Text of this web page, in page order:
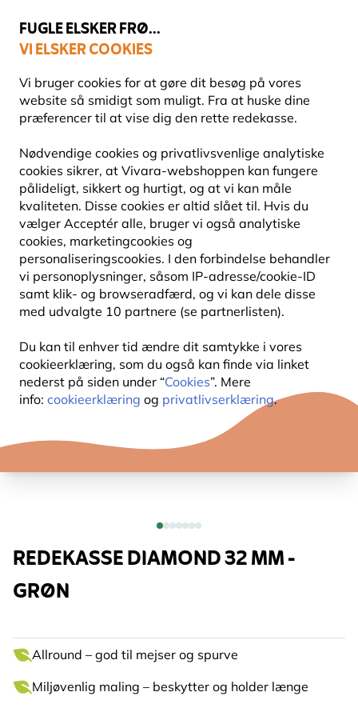
FUGLE ELSKER FRØ...
VI ELSKER COOKIES
Vi bruger cookies for at gøre dit besøg på vores
website så smidigt som muligt. Fra at huske dine
præferencer til at vise dig den rette redekasse.
Nødvendige cookies og privatlivsvenlige analytiske
cookies sikrer, at Vivara-webshoppen kan fungere
pålideligt, sikkert og hurtigt, og at vi kan måle
kvaliteten. Disse cookies er altid slået til. Hvis du
vælger Acceptér alle, bruger vi også analytiske
cookies, marketingcookies og
personaliseringscookies. I den forbindelse behandler
vi personoplysninger, såsom IP-adresse/cookie-ID
samt klik- og browseradfærd, og vi kan dele disse
med udvalgte 10 partnere (se partnerlisten).
Du kan til enhver tid ændre dit samtykke i vores
cookieerklæring, som du også kan finde via linket
nederst på siden under “Cookies”. Mere
info: cookieerklæring og privatlivserklæring.
Topbedømt i 11 lande
Fri fragt over 499 kr.
REDEKASSE DIAMOND 32 MM -
GRØN
Allround – god til mejser og spurve
Miljøvenlig maling – beskytter og holder længe